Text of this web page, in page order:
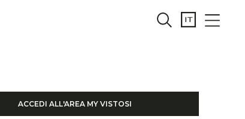
ACCEDI ALL'AREA MY VISTOSI